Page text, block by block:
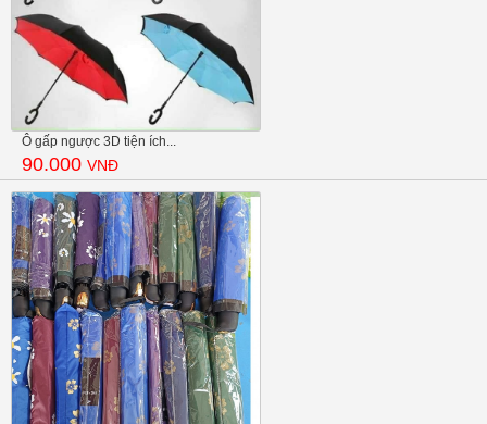
Ô gấp ngược 3D tiện ích...
90.000 VNĐ